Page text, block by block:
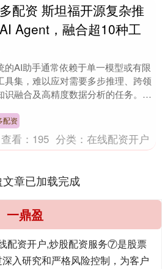
配资 斯坦福开源复杂推
Agent，融合超10种工
的AI助手通常依赖于单一模型或有限
具集，难以应对需要多步推理、跨领
识融合及高精度数据分析的任务。例
文本的混合....
配资
查看： 195 分类：在线配资开户
章已加载完成
一鼎盈
配资开户,炒股配资服务⑦是股票
入研究和严格风险控制，为客户